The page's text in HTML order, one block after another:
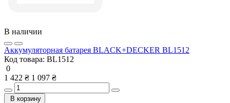
В наличии
Аккумуляторная батарея BLACK+DECKER BL1512
Код товара: BL1512
0
1 422 ₴ 1 097 ₴
В корзину